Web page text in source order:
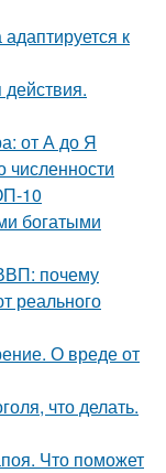
к
от А до Я
10
богатыми
почему
реального
О вреде от
что делать.
Что поможет